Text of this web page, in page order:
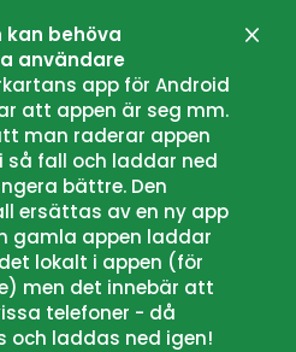
behöva
användare
app för Android
att appen är seg mm.
man raderar appen
så fall och laddar ned
bättre. Den
ersättas av en ny app
gamla appen laddar
lokalt i appen (för
men det innebär att
telefoner - då
och laddas ned igen!